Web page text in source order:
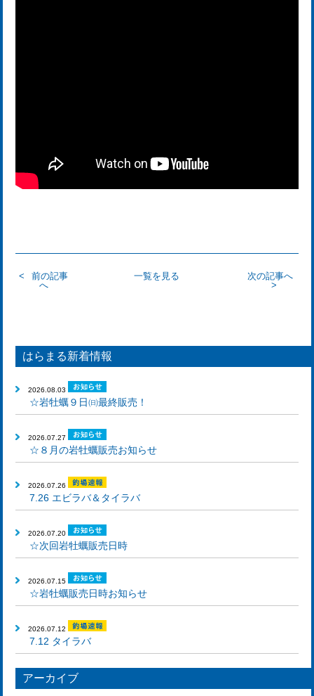
前の記事
へ
一覧を見る 次の記事へ
はらまる新着情報
2026.08.03
☆岩牡蠣９日㈰最終販売！
2026.07.27
☆８月の岩牡蠣販売お知らせ
2026.07.26
7.26 エビラバ＆タイラバ
2026.07.20
☆次回岩牡蠣販売日時
2026.07.15
☆岩牡蠣販売日時お知らせ
2026.07.12
7.12 タイラバ
アーカイブ